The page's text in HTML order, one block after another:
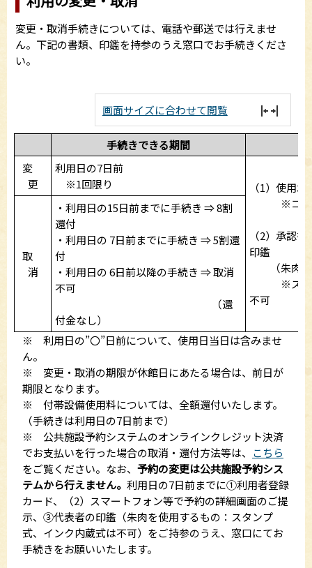
変更・取消手続きについては、電話や郵送では行えませ
ん。下記の書類、印鑑を持参のうえ窓口でお手続きくださ
い。
画面サイズに合わせて閲覧
手続きできる期間
変
更
利用日の7日前
※1回限り
（1）使用
※コピ
（2）承認
印鑑
（朱肉を
※スタン
不可
取
消
・利用日の15日前までに手続き ⇒ 8割
還付
・利用日の 7日前までに手続き ⇒ 5割還
付
・利用日の 6日前以降の手続き ⇒ 取消
不可
（還
付金なし）
※ 利用日の”〇”日前について、使用日当日は含みませ
ん。
※ 変更・取消の期限が休館日にあたる場合は、前日が
期限となります。
※ 付帯設備使用料については、全額還付いたします。
（手続きは利用日の7日前まで）
※ 公共施設予約システムのオンラインクレジット決済
でお支払いを行った場合の取消・還付方法等は、 こちら
をご覧ください。なお、 予約の変更は公共施設予約シス
テムから行えません。 利用日の7日前までに➀利用者登録
カード、（2）スマートフォン等で予約の詳細画面のご提
示、➂代表者の印鑑（朱肉を使用するもの：スタンプ
式、インク内蔵式は不可）をご持参のうえ、窓口にてお
手続きをお願いいたします。